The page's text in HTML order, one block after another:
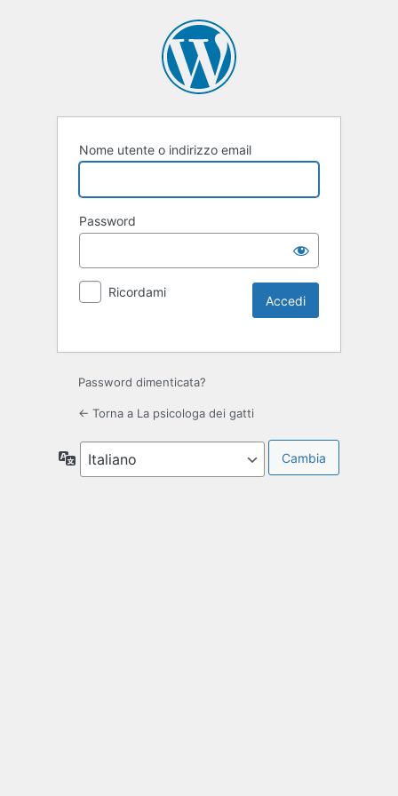
Nome utente o indirizzo email
Password
Ricordami
Password dimenticata?
← Torna a La psicologa dei gatti
Lingua